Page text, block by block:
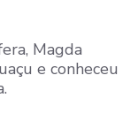
Magda
e conheceu